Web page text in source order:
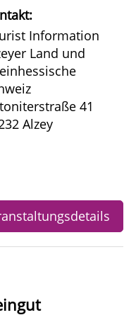
Information
Land und
41
Alzey